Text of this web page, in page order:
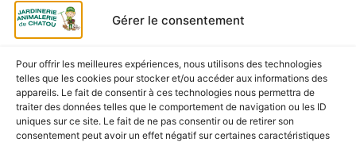
Gérer le consentement
Pour offrir les meilleures expériences, nous utilisons des technologies
telles que les cookies pour stocker et/ou accéder aux informations des
appareils. Le fait de consentir à ces technologies nous permettra de
traiter des données telles que le comportement de navigation ou les ID
uniques sur ce site. Le fait de ne pas consentir ou de retirer son
consentement peut avoir un effet négatif sur certaines caractéristiques
A Catégoriser
GRIT VOLAILLES COUNTRY’S BEST 2.5KG
En stock